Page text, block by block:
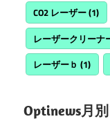
CO2 レーザー(1)
レーザークリーナ
レーザーｂ (1)
Optinews月